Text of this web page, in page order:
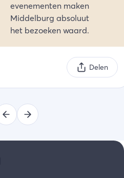
evenementen maken
Middelburg absoluut
het bezoeken waard.
Delen